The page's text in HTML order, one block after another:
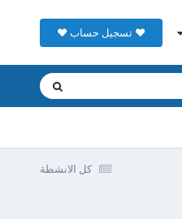
♥ تسجيل حساب ♥
كل الانشطة